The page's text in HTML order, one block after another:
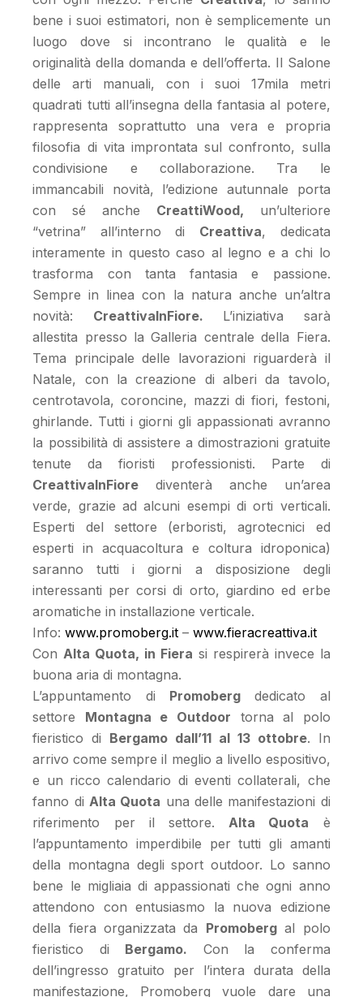
bene i suoi estimatori, non è semplicemente un
luogo dove si incontrano le qualità e le
originalità della domanda e dell’offerta. Il Salone
delle arti manuali, con i suoi 17mila metri
quadrati tutti all’insegna della fantasia al potere,
rappresenta soprattutto una vera e propria
filosofia di vita improntata sul confronto, sulla
condivisione e collaborazione. Tra le
immancabili novità, l’edizione autunnale porta
con sé anche CreattiWood, un’ulteriore
“vetrina” all’interno di Creattiva, dedicata
interamente in questo caso al legno e a chi lo
trasforma con tanta fantasia e passione.
Sempre in linea con la natura anche un’altra
novità: CreattivaInFiore. L’iniziativa sarà
allestita presso la Galleria centrale della Fiera.
Tema principale delle lavorazioni riguarderà il
Natale, con la creazione di alberi da tavolo,
centrotavola, coroncine, mazzi di fiori, festoni,
ghirlande. Tutti i giorni gli appassionati avranno
la possibilità di assistere a dimostrazioni gratuite
tenute da fioristi professionisti. Parte di
CreattivaInFiore diventerà anche un’area
verde, grazie ad alcuni esempi di orti verticali.
Esperti del settore (erboristi, agrotecnici ed
esperti in acquacoltura e coltura idroponica)
saranno tutti i giorni a disposizione degli
interessanti per corsi di orto, giardino ed erbe
aromatiche in installazione verticale.
Info:www.promoberg.it –www.fieracreattiva.it
ConAlta Quota, in Fiera si respirerà invece la
buona aria di montagna.
L’appuntamento di Promoberg dedicato al
settore Montagna e Outdoor torna al polo
fieristico di Bergamo dall’11 al 13 ottobre. In
arrivo come sempre il meglio a livello espositivo,
e un ricco calendario di eventi collaterali, che
fanno di Alta Quota una delle manifestazioni di
riferimento per il settore.Alta Quota è
l’appuntamento imperdibile per tutti gli amanti
della montagna degli sport outdoor. Lo sanno
bene le migliaia di appassionati che ogni anno
attendono con entusiasmo la nuova edizione
della fiera organizzata da Promobergal polo
fieristico di Bergamo. Con la conferma
dell’ingresso gratuito per l’intera durata della
manifestazione, Promoberg vuole dare una